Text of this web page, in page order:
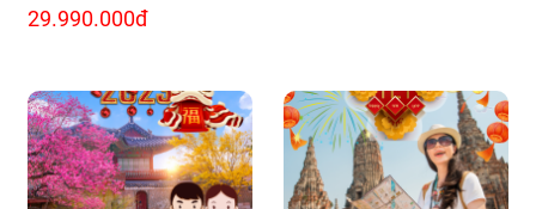
29.990.000đ